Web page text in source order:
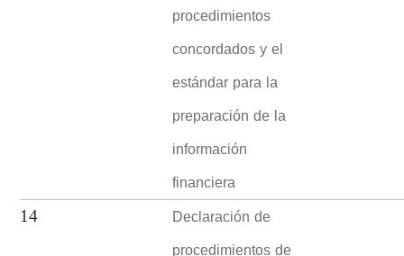
procedimientos
concordados y el
estándar para la
preparación de la
información
financiera
14
Declaración de
procedimientos de